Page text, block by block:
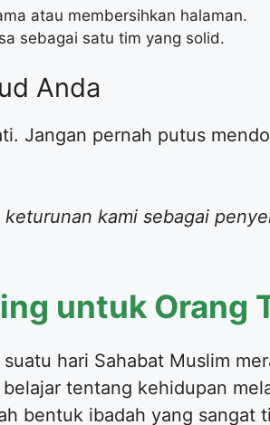
atau membersihkan halaman.
sebagai satu tim yang solid.
Anda
Jangan pernah putus
kami sebagai
untuk Orang
hari Sahabat Muslim
tentang kehidupan
bentuk ibadah yang sangat